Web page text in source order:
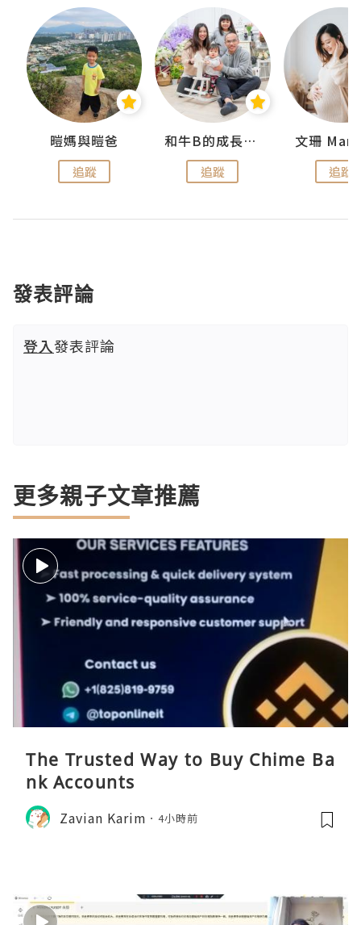
暟媽與暟爸
追蹤
和牛B的成長日記
追蹤
文珊
追蹤
發表評論
登入發表評論
更多親子文章推薦
The Trusted Way to Buy Chime Ba
nk Accounts
Zavian Karim 4小時前